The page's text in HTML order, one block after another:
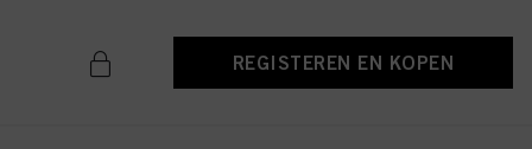
REGISTEREN EN KOPEN